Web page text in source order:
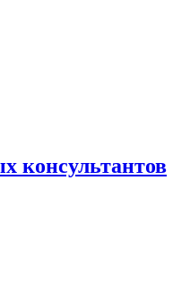
консультантов